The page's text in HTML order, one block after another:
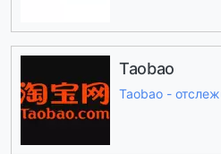
Taobao
Taobao -